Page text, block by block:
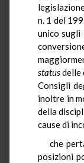
n. 1 del
unico sugli
statusdelle
Consigli
inoltre in
della
cause di
che
posizioni